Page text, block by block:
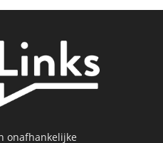
onafhankelijke